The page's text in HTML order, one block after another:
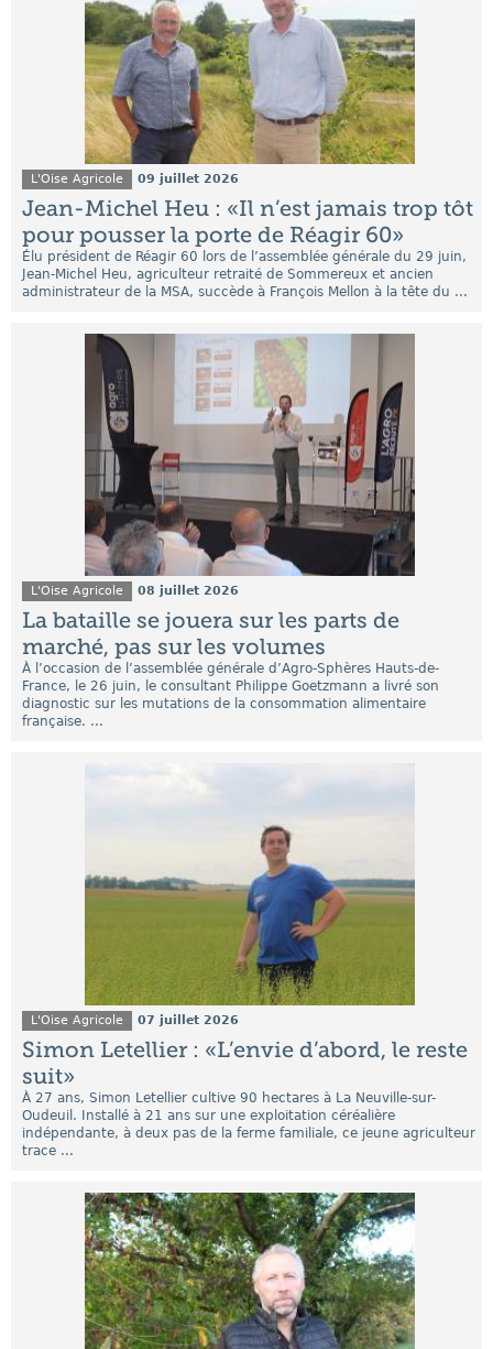
L'Oise Agricole 09 juillet 2026
Jean-Michel Heu : «Il n’est jamais trop tôt
pour pousser la porte de Réagir 60»
Élu président de Réagir 60 lors de l’assemblée générale du 29 juin,
Jean-Michel Heu, agriculteur retraité de Sommereux et ancien
administrateur de la MSA, succède à François Mellon à la tête du ...
L'Oise Agricole 08 juillet 2026
La bataille se jouera sur les parts de
marché, pas sur les volumes
À l’occasion de l’assemblée générale d’Agro-Sphères Hauts-de-
France, le 26 juin, le consultant Philippe Goetzmann a livré son
diagnostic sur les mutations de la consommation alimentaire
française. ...
L'Oise Agricole 07 juillet 2026
Simon Letellier : «L’envie d’abord, le reste
suit»
À 27 ans, Simon Letellier cultive 90 hectares à La Neuville-sur-
Oudeuil. Installé à 21 ans sur une exploitation céréalière
indépendante, à deux pas de la ferme familiale, ce jeune agriculteur
trace ...